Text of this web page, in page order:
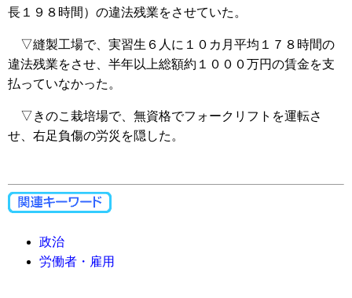
長１９８時間）の違法残業をさせていた。
▽縫製工場で、実習生６人に１０カ月平均１７８時間の
違法残業をさせ、半年以上総額約１０００万円の賃金を支
払っていなかった。
▽きのこ栽培場で、無資格でフォークリフトを運転さ
せ、右足負傷の労災を隠した。
政治
労働者・雇用